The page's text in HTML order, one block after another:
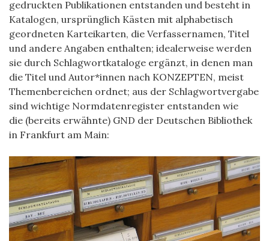
gedruckten Publikationen entstanden und besteht in
Katalogen, ursprünglich Kästen mit alphabetisch
geordneten Karteikarten, die Verfassernamen, Titel
und andere Angaben enthalten; idealerweise werden
sie durch Schlagwortkataloge ergänzt, in denen man
die Titel und Autor*innen nach KONZEPTEN, meist
Themenbereichen ordnet; aus der Schlagwortvergabe
sind wichtige Normdatenregister entstanden wie
die (bereits erwähnte) GND der Deutschen Bibliothek
in Frankfurt am Main: